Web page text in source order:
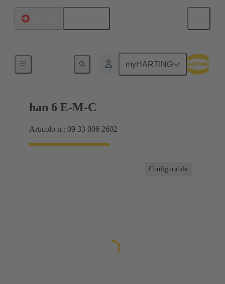
myHARTING
Correnti fino a 16 A
han 6 E-M-C
Articolo n.: 09 33 006 2602
Configurabile